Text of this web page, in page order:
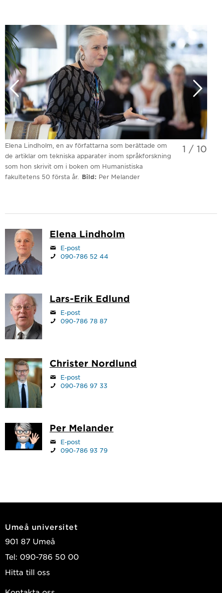
1 / 10
Elena Lindholm, en av författarna som berättade om
de artiklar om tekniska apparater inom språkforskning
som hon skrivit om i boken om Humanistiska
fakultetens 50 första år. Bild Per Melander
Elena Lindholm
E-post
090-786 52 44
Lars-Erik Edlund
E-post
090-786 78 87
Christer Nordlund
E-post
090-786 97 33
Per Melander
E-post
090-786 93 79
Umeå universitet
901 87 Umeå
Tel: 090-786 50 00
Hitta till oss